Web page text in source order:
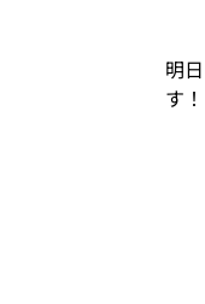
明
す